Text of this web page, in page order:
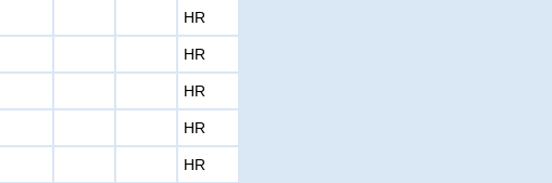
HR
HR
HR
HR
HR